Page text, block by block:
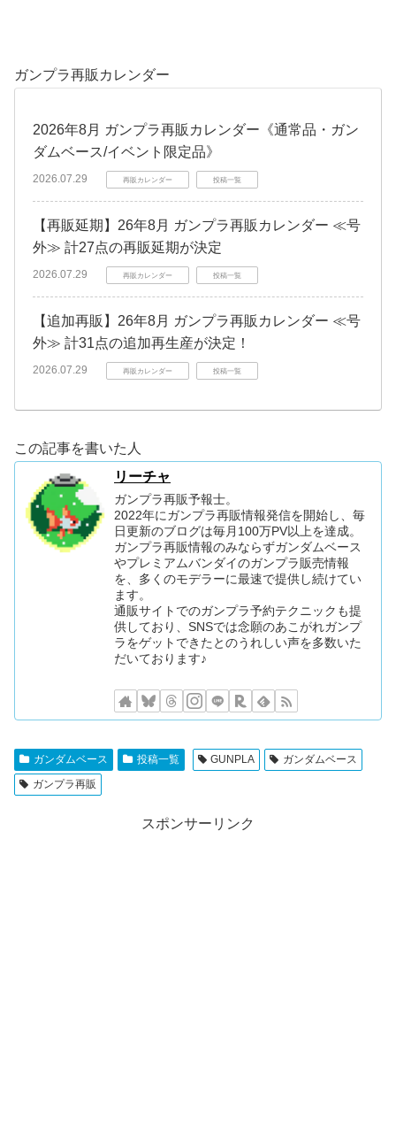
ガンプラ再販カレンダー
2026年8月 ガンプラ再販カレンダー《通常品・ガン
ダムベース/イベント限定品》
2026.07.29 再販カレンダー 投稿一覧
【再販延期】26年8月 ガンプラ再販カレンダー ≪号
外≫ 計27点の再販延期が決定
2026.07.29 再販カレンダー 投稿一覧
【追加再販】26年8月 ガンプラ再販カレンダー ≪号
外≫ 計31点の追加再生産が決定！
2026.07.29 再販カレンダー 投稿一覧
この記事を書いた人
リーチャ
ガンプラ再販予報士。
2022年にガンプラ再販情報発信を開始し、毎
日更新のブログは毎月100万PV以上を達成。
ガンプラ再販情報のみならずガンダムベース
やプレミアムバンダイのガンプラ販売情報
を、多くのモデラーに最速で提供し続けてい
ます。
通販サイトでのガンプラ予約テクニックも提
供しており、SNSでは念願のあこがれガンプ
ラをゲットできたとのうれしい声を多数いた
だいております♪
ガンダムベース 投稿一覧 GUNPLA
ガンダムベース
ガンプラ再販
スポンサーリンク